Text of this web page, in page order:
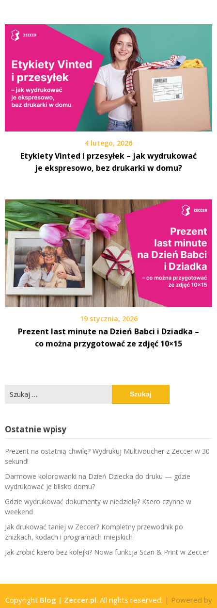
4 lutego, 2026
Etykiety Vinted i przesyłek – jak wydrukować
je ekspresowo, bez drukarki w domu?
19 stycznia, 2026
Prezent last minute na Dzień Babci i Dziadka –
co można przygotować ze zdjęć 10×15
Szukaj:
Ostatnie wpisy
Prezent na ostatnią chwilę? Wydrukuj Multivoucher z Zeccer w 30
sekund!
Darmowe kolorowanki na Dzień Dziecka do druku — gdzie
wydrukować je blisko domu?
Gdzie wydrukować dokumenty w niedzielę? Ksero czynne w
weekend
Jak drukować taniej w Zeccer? Kompletny przewodnik po
zniżkach, kodach i programach miejskich
Jak zrobić ksero bez kolejki? Nowa funkcja Scan & Print w Zeccer
Copyright Blog | Zeccer.pl. All rights reserved. | Powered by